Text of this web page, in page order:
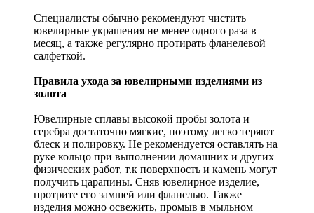
Специалисты обычно рекомендуют чистить
ювелирные украшения не менее одного раза в
месяц, а также регулярно протирать фланелевой
салфеткой.
Правила ухода за ювелирными изделиями из
золота
Ювелирные сплавы высокой пробы золота и
серебра достаточно мягкие, поэтому легко теряют
блеск и полировку. Не рекомендуется оставлять на
руке кольцо при выполнении домашних и других
физических работ, т.к поверхность и камень могут
получить царапины. Сняв ювелирное изделие,
протрите его замшей или фланелью. Также
изделия можно освежить, промыв в мыльном